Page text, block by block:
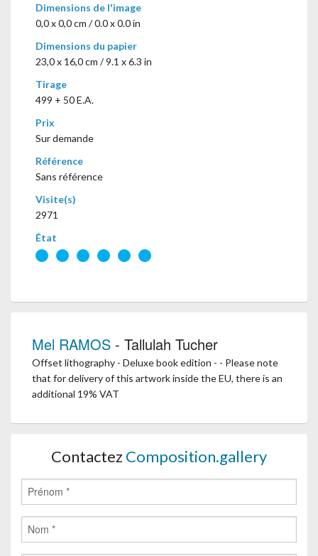
Dimensions de l'image
0,0 x 0,0 cm / 0.0 x 0.0 in
Dimensions du papier
23,0 x 16,0 cm / 9.1 x 6.3 in
Tirage
499 + 50 E.A.
Prix
Sur demande
Référence
Sans référence
Visite(s)
2971
État
Mel RAMOS - Tallulah Tucher
Offset lithography - Deluxe book edition - - Please note
that for delivery of this artwork inside the EU, there is an
additional 19% VAT
Contactez Composition.gallery